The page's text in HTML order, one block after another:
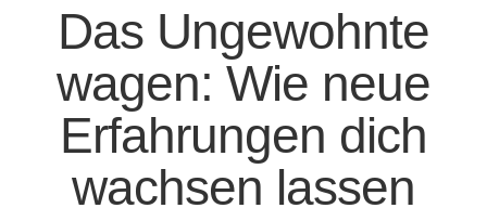
Das Ungewohnte
wagen: Wie neue
Erfahrungen dich
wachsen lassen